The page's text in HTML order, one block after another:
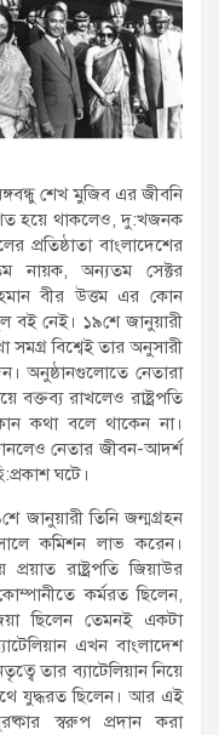
শেখ মুজিব এর জীবনি
হয়ে থাকলেও, দু:খজনক
বাংলাদেশের
নায়ক, অন্যতম সেক্টর
বীর উত্তম এর কোন
বই নেই। ১৯শে জানুয়ারী
বিশ্বেই তার অনুসারী
অনুষ্ঠানগুলোতে নেতারা
বক্তব্য রাখলেও রাষ্ট্রপতি
কথা বলে থাকেন না।
নেতার জীবন-আদর্শ
ঘটে।
জানুয়ারী তিনি জন্মগ্রহন
কমিশন লাভ করেন।
রাষ্ট্রপতি জিয়াউর
কর্মরত ছিলেন,
ছিলেন তেমনই একটা
এখন বাংলাদেশ
তার ব্যাটেলিয়ান নিয়ে
যুদ্ধরত ছিলেন। আর এই
স্বরুপ প্রদান করা